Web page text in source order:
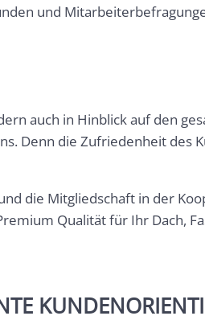
und
auch in Hinblick auf den
Denn die Zufriedenheit des
die Mitgliedschaft in der
Qualität für Ihr Dach,